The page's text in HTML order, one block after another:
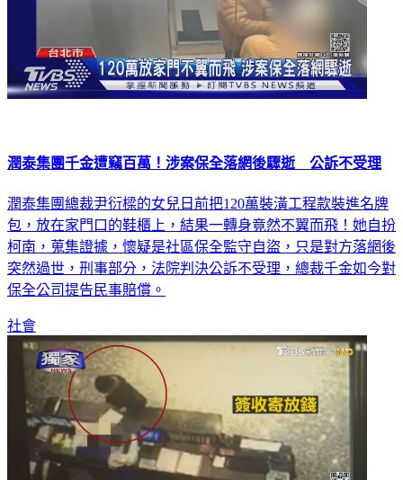
潤泰集團千金遭竊百萬！涉案保全落網後驟逝 公訴不受理
潤泰集團總裁尹衍樑的女兒日前把120萬裝潢工程款裝進名牌
包，放在家門口的鞋櫃上，結果一轉身竟然不翼而飛！她自扮
柯南，蒐集證據，懷疑是社區保全監守自盜，只是對方落網後
突然過世，刑事部分，法院判決公訴不受理，總裁千金如今對
保全公司提告民事賠償。
社會